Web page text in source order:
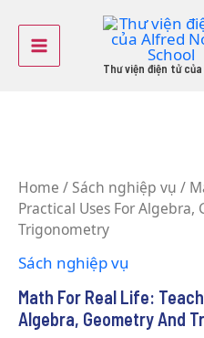
content
Main
Menu
Thư viện điện tử
Home /Sách nghiệp vụ /
Practical Uses For Algebra,
Trigonometry
Sách nghiệp vụ
Math For Real Life:
Algebra, Geometry And
Real
Life:
Teaching
Uses
Algebra,
Geometry